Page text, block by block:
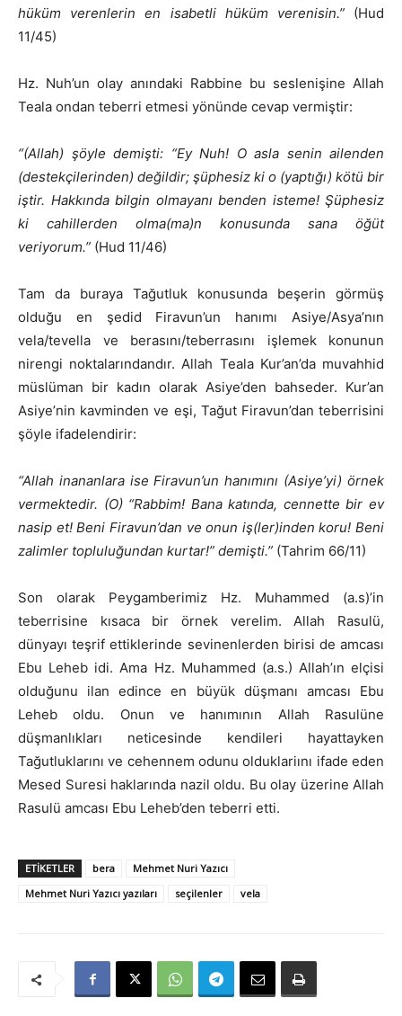
hüküm verenlerin en isabetli hüküm verenisin.”(Hud
11/45)
Hz. Nuh’un olay anındaki Rabbine bu seslenişine Allah
Teala ondan teberri etmesi yönünde cevap vermiştir:
“(Allah) şöyle demişti: “Ey Nuh! O asla senin ailenden
(destekçilerinden) değildir; şüphesiz ki o (yaptığı) kötü bir
iştir. Hakkında bilgin olmayanı benden isteme! Şüphesiz
ki cahillerden olma(ma)n konusunda sana öğüt
veriyorum.” (Hud 11/46)
Tam da buraya Tağutluk konusunda beşerin görmüş
olduğu en şedid Firavun’un hanımı Asiye/Asya’nın
vela/tevella ve berasını/teberrasını işlemek konunun
nirengi noktalarındandır. Allah Teala Kur’an’da muvahhid
müslüman bir kadın olarak Asiye’den bahseder. Kur’an
Asiye’nin kavminden ve eşi, Tağut Firavun’dan teberrisini
şöyle ifadelendirir:
“Allah inananlara ise Firavun’un hanımını (Asiye’yi) örnek
vermektedir. (O) “Rabbim! Bana katında, cennette bir ev
nasip et! Beni Firavun’dan ve onun iş(ler)inden koru! Beni
zalimler topluluğundan kurtar!” demişti.” (Tahrim 66/11)
Son olarak Peygamberimiz Hz. Muhammed (a.s)’in
teberrisine kısaca bir örnek verelim. Allah Rasulü,
dünyayı teşrif ettiklerinde sevinenlerden birisi de amcası
Ebu Leheb idi. Ama Hz. Muhammed (a.s.) Allah’ın elçisi
olduğunu ilan edince en büyük düşmanı amcası Ebu
Leheb oldu. Onun ve hanımının Allah Rasulüne
düşmanlıkları neticesinde kendileri hayattayken
Tağutluklarını ve cehennem odunu olduklariını ifade eden
Mesed Suresi haklarında nazil oldu. Bu olay üzerine Allah
Rasulü amcası Ebu Leheb’den teberri etti.
ETIKETLER bera
Mehmet Nuri Yazıcı
Mehmet Nuri Yazıcı yazıları
seçilenler vela